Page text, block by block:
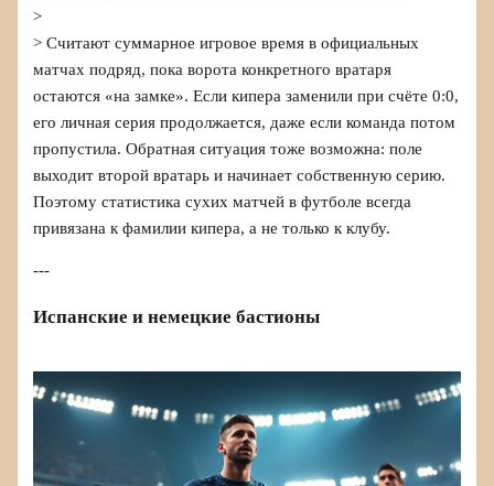
>
> Считают суммарное игровое время в официальных
матчах подряд, пока ворота конкретного вратаря
остаются «на замке». Если кипера заменили при счёте 0:0,
его личная серия продолжается, даже если команда потом
пропустила. Обратная ситуация тоже возможна: поле
выходит второй вратарь и начинает собственную серию.
Поэтому статистика сухих матчей в футболе всегда
привязана к фамилии кипера, а не только к клубу.
---
Испанские и немецкие бастионы